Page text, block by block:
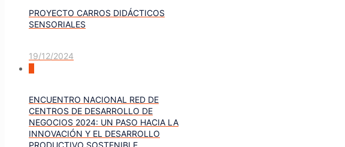
PROYECTO CARROS DIDÁCTICOS
SENSORIALES
19/12/2024
ENCUENTRO NACIONAL RED DE
CENTROS DE DESARROLLO DE
NEGOCIOS 2024: UN PASO HACIA LA
INNOVACIÓN Y EL DESARROLLO